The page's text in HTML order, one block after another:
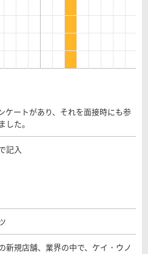
ケートがあり、それを面接時にも参
した。
記入
新規店舗、業界の中で、ケイ・ウノ